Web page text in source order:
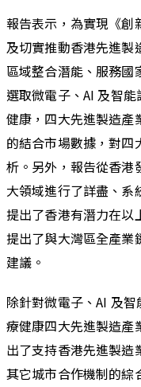
報告表示，為實現《創
及切實推動香港先進製
區域整合潛能、服務國
選取微電子、AI 及智
健康，四大先進製造產
的結合市場數據，對
析。另外，報告從香港
大領域進行了詳盡、系
提出了香港有潛力在以
提出了與大灣區全產業
建議。
除針對微電子、AI 及
療健康四大先進製造產
出了支持香港先進製造
其它城市合作機制的綜